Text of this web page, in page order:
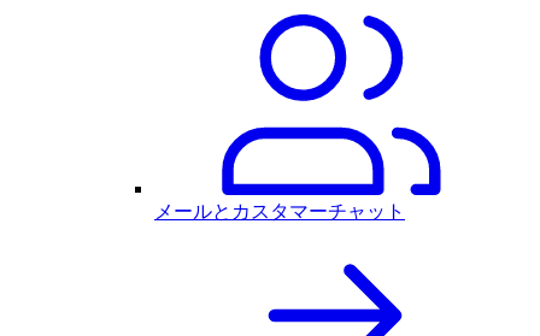
メールとカスタマーチャット